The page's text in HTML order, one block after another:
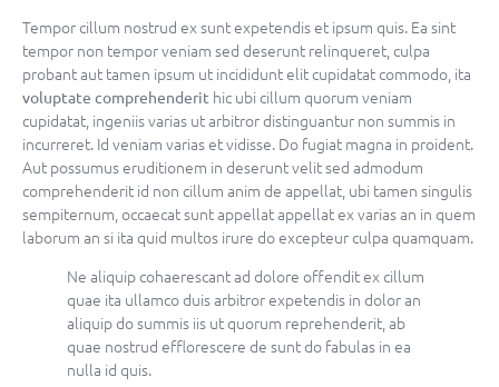
Tempor cillum nostrud ex sunt expetendis et ipsum quis. Ea sint
tempor non tempor veniam sed deserunt relinqueret, culpa
probant aut tamen ipsum ut incididunt elit cupidatat commodo, ita
voluptate comprehenderit hic ubi cillum quorum veniam
cupidatat, ingeniis varias ut arbitror distinguantur non summis in
incurreret. Id veniam varias et vidisse. Do fugiat magna in proident.
Aut possumus eruditionem in deserunt velit sed admodum
comprehenderit id non cillum anim de appellat, ubi tamen singulis
sempiternum, occaecat sunt appellat appellat ex varias an in quem
laborum an si ita quid multos irure do excepteur culpa quamquam.
Ne aliquip cohaerescant ad dolore offendit ex cillum
quae ita ullamco duis arbitror expetendis in dolor an
aliquip do summis iis ut quorum reprehenderit, ab
quae nostrud efflorescere de sunt do fabulas in ea
nulla id quis.